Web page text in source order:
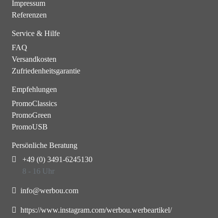
Impressum
Referenzen
Service & Hilfe
FAQ
Versandkosten
Zufriedenheitsgarantie
Empfehlungen
PromoClassics
PromoGreen
PromoUSB
Persönliche Beratung
+49 (0) 3491-6245130
8 - 16 Uhr
info@werbou.com
https://www.instagram.com/werbou.werbeartikel/